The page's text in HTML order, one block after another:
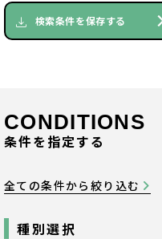
検索条件を保存する
CONDITIONS
条件を指定する
全ての条件から絞り込む
種別選択